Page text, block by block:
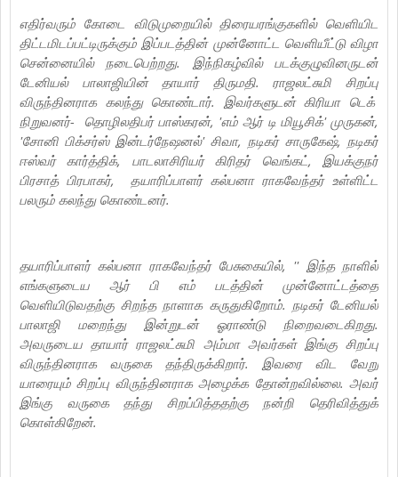
எதிர்வரும் கோடை விடுமுறையில் திரையரங்குகளில் வெளியிட
திட்டமிடப்பட்டிருக்கும் இப்படத்தின் முன்னோட்ட வெளியீட்டு விழா
சென்னையில் நடைபெற்றது. இந்நிகழ்வில் படக்குழுவினருடன்
டேனியல் பாலாஜியின் தாயார் திருமதி. ராஜலட்சுமி சிறப்பு
விருந்தினராக கலந்து கொண்டார். இவர்களுடன் கிரியா டெக்
நிறுவனர்- தொழிலதிபர் பாஸ்கரன், 'எம் ஆர் டி மியூசிக்' முருகன்,
'சோனி பிக்சர்ஸ் இன்டர்நேஷனல்' சிவா, நடிகர் சாருகேஷ், நடிகர்
ஈஸ்வர் கார்த்திக், பாடலாசிரியர் கிரிதர் வெங்கட், இயக்குநர்
பிரசாத் பிரபாகர், தயாரிப்பாளர் கல்பனா ராகவேந்தர் உள்ளிட்ட
பலரும் கலந்து கொண்டனர்.
தயாரிப்பாளர் கல்பனா ராகவேந்தர் பேசுகையில், '' இந்த நாளில்
எங்களுடைய ஆர் பி எம் படத்தின் முன்னோட்டத்தை
வெளியிடுவதற்கு சிறந்த நாளாக கருதுகிறோம். நடிகர் டேனியல்
பாலாஜி மறைந்து இன்றுடன் ஓராண்டு நிறைவடைகிறது.
அவருடைய தாயார் ராஜலட்சுமி அம்மா அவர்கள் இங்கு சிறப்பு
விருந்தினராக வருகை தந்திருக்கிறார். இவரை விட வேறு
யாரையும் சிறப்பு விருந்தினராக அழைக்க தோன்றவில்லை. அவர்
இங்கு வருகை தந்து சிறப்பித்ததற்கு நன்றி தெரிவித்துக்
கொள்கிறேன்.